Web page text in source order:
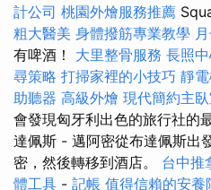
計公司 桃園外燴服務推薦
粗大醫美 身體撥筋專業教學
有啤酒！ 大里整骨服務 長照
尋策略 打掃家裡的小技巧 靜
助聽器 高級外燴 現代簡約主
會發現匈牙利出色的旅行社的
達佩斯 - 邁阿密從布達佩斯出
密，然後轉移到酒店。 台中推
體工具 - 記帳 值得信賴的安養